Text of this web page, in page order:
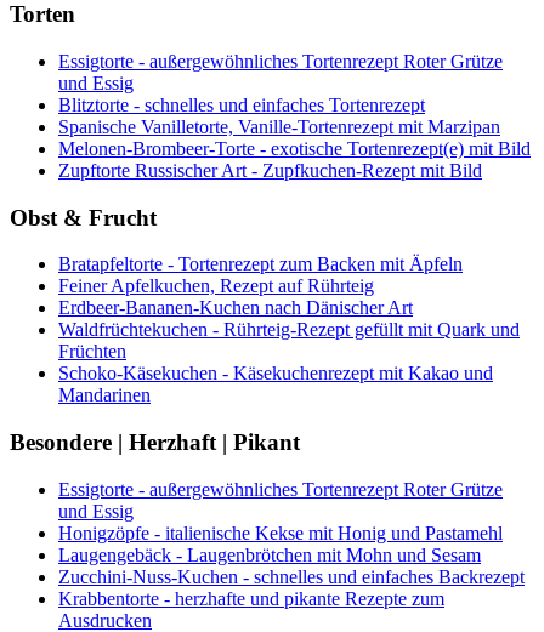
Torten
Essigtorte - außergewöhnliches Tortenrezept Roter Grütze
und Essig
Blitztorte - schnelles und einfaches Tortenrezept
Spanische Vanilletorte, Vanille-Tortenrezept mit Marzipan
Melonen-Brombeer-Torte - exotische Tortenrezept(e) mit Bild
Zupftorte Russischer Art - Zupfkuchen-Rezept mit Bild
Obst & Frucht
Bratapfeltorte - Tortenrezept zum Backen mit Äpfeln
Feiner Apfelkuchen, Rezept auf Rührteig
Erdbeer-Bananen-Kuchen nach Dänischer Art
Waldfrüchtekuchen - Rührteig-Rezept gefüllt mit Quark und
Früchten
Schoko-Käsekuchen - Käsekuchenrezept mit Kakao und
Mandarinen
Besondere | Herzhaft | Pikant
Essigtorte - außergewöhnliches Tortenrezept Roter Grütze
und Essig
Honigzöpfe - italienische Kekse mit Honig und Pastamehl
Laugengebäck - Laugenbrötchen mit Mohn und Sesam
Zucchini-Nuss-Kuchen - schnelles und einfaches Backrezept
Krabbentorte - herzhafte und pikante Rezepte zum
Ausdrucken